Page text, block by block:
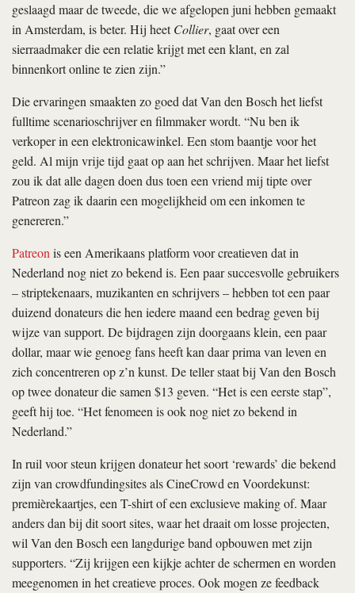
geslaagd maar de tweede, die we afgelopen juni hebben gemaakt
in Amsterdam, is beter. Hij heetCollier, gaat over een
sierraadmaker die een relatie krijgt met een klant, en zal
binnenkort online te zien zijn.”
Die ervaringen smaakten zo goed dat Van den Bosch het liefst
fulltime scenarioschrijver en filmmaker wordt. “Nu ben ik
verkoper in een elektronicawinkel. Een stom baantje voor het
geld. Al mijn vrije tijd gaat op aan het schrijven. Maar het liefst
zou ik dat alle dagen doen dus toen een vriend mij tipte over
Patreon zag ik daarin een mogelijkheid om een inkomen te
genereren.”
Patreon is een Amerikaans platform voor creatieven dat in
Nederland nog niet zo bekend is. Een paar succesvolle gebruikers
– striptekenaars, muzikanten en schrijvers – hebben tot een paar
duizend donateurs die hen iedere maand een bedrag geven bij
wijze van support. De bijdragen zijn doorgaans klein, een paar
dollar, maar wie genoeg fans heeft kan daar prima van leven en
zich concentreren op z’n kunst. De teller staat bij Van den Bosch
op twee donateur die samen $13 geven. “Het is een eerste stap”,
geeft hij toe. “Het fenomeen is ook nog niet zo bekend in
Nederland.”
In ruil voor steun krijgen donateur het soort ‘rewards’ die bekend
zijn van crowdfundingsites als CineCrowd en Voordekunst:
premièrekaartjes, een T-shirt of een exclusieve making of. Maar
anders dan bij dit soort sites, waar het draait om losse projecten,
wil Van den Bosch een langdurige band opbouwen met zijn
supporters. “Zij krijgen een kijkje achter de schermen en worden
meegenomen in het creatieve proces. Ook mogen ze feedback